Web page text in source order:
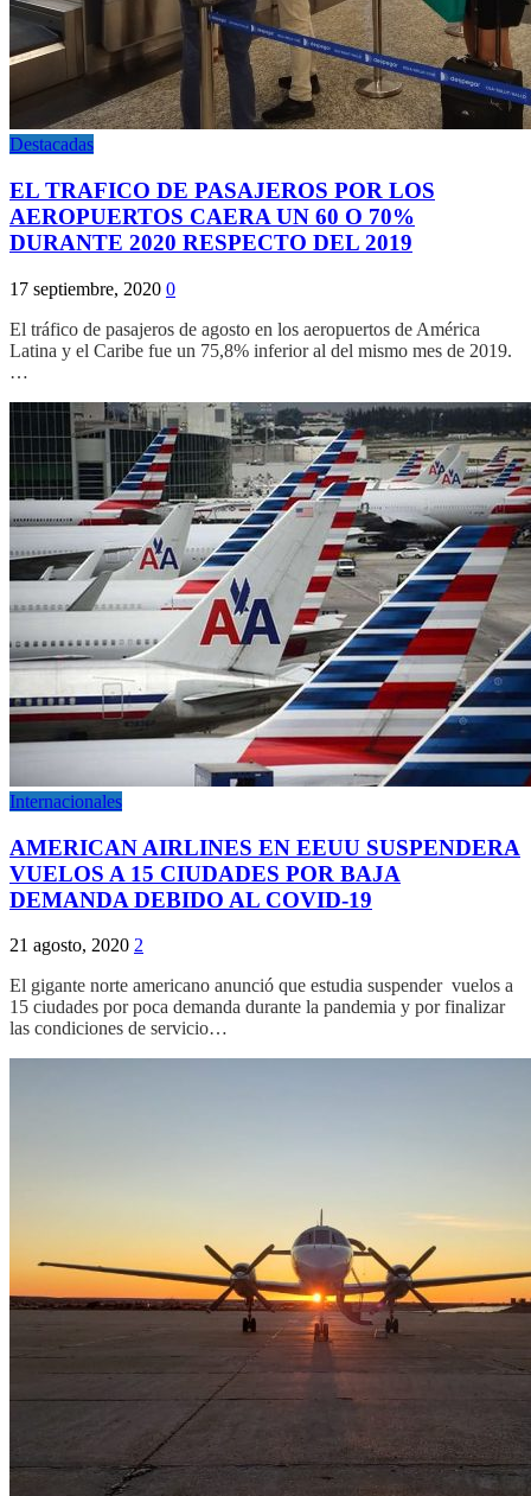
Destacadas
EL TRAFICO DE PASAJEROS POR LOS
AEROPUERTOS CAERA UN 60 O 70%
DURANTE 2020 RESPECTO DEL 2019
17 septiembre, 2020 0
El tráfico de pasajeros de agosto en los aeropuertos de América
Latina y el Caribe fue un 75,8% inferior al del mismo mes de 2019.
…
Internacionales
AMERICAN AIRLINES EN EEUU SUSPENDERA
VUELOS A 15 CIUDADES POR BAJA
DEMANDA DEBIDO AL COVID-19
21 agosto, 2020 2
El gigante norte americano anunció que estudia suspender vuelos a
15 ciudades por poca demanda durante la pandemia y por finalizar
las condiciones de servicio…